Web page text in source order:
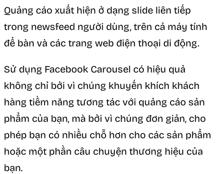
Quảng cáo xuất hiện ở dạng slide liên tiếp
trong newsfeed người dùng, trên cả máy tính
để bàn và các trang web điện thoại di động.
Sử dụng Facebook Carousel có hiệu quả
không chỉ bởi vì chúng khuyến khích khách
hàng tiềm năng tương tác với quảng cáo sản
phẩm của bạn, mà bởi vì chúng đơn giản, cho
phép bạn có nhiều chỗ hơn cho các sản phẩm
hoặc một phần câu chuyện thương hiệu của
bạn.